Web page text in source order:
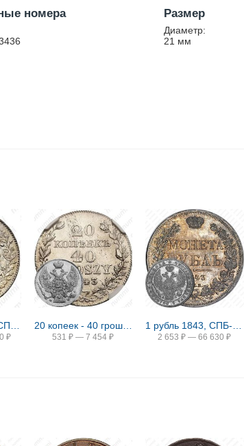
номера Размер
Диаметр:
21 мм
₽
20 копеек - 40 грошей 1843, MW
531 ₽ — 7 454 ₽ 2 653 ₽ — 66 630 ₽